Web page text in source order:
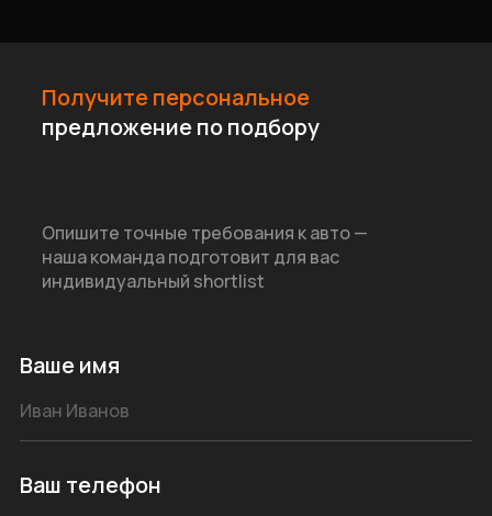
Ваше имя
Ваш телефон
Получите персональное
предложение по подбору
Опишите точные требования к авто —
наша команда подготовит для вас
индивидуальный shortlist